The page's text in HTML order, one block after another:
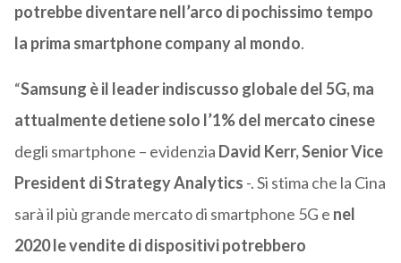
potrebbe diventare nell’arco di pochissimo tempo
la prima smartphone company al mondo.
“Samsung è il leader indiscusso globale del 5G, ma
attualmente detiene solo l’1% del mercato cinese
degli smartphone – evidenzia David Kerr, Senior Vice
President di Strategy Analytics -. Si stima che la Cina
sarà il più grande mercato di smartphone 5G e nel
2020 le vendite di dispositivi potrebbero